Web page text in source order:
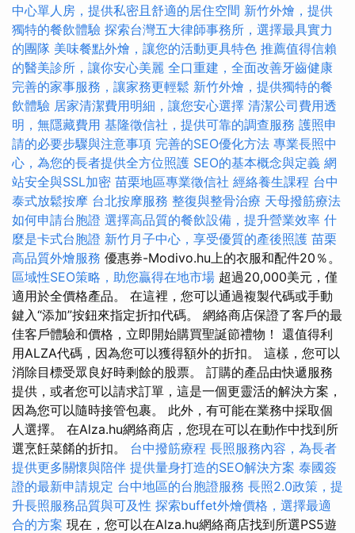
中心單人房，提供私密且舒適的居住空間 新竹外燴，提供
獨特的餐飲體驗 探索台灣五大律師事務所，選擇最具實力
的團隊 美味餐點外燴，讓您的活動更具特色 推薦值得信賴
的醫美診所，讓你安心美麗 全口重建，全面改善牙齒健康
完善的家事服務，讓家務更輕鬆 新竹外燴，提供獨特的餐
飲體驗 居家清潔費用明細，讓您安心選擇 清潔公司費用透
明，無隱藏費用 基隆徵信社，提供可靠的調查服務 護照申
請的必要步驟與注意事項 完善的SEO優化方法 專業長照中
心，為您的長者提供全方位照護 SEO的基本概念與定義 網
站安全與SSL加密 苗栗地區專業徵信社 經絡養生課程 台中
泰式放鬆按摩 台北按摩服務 整復與整骨治療 天母撥筋療法
如何申請台胞證 選擇高品質的餐飲設備，提升營業效率 什
麼是卡式台胞證 新竹月子中心，享受優質的產後照護 苗栗
高品質外燴服務 優惠券-Modivo.hu上的衣服和配件20％。
區域性SEO策略，助您贏得在地市場 超過20,000美元，僅
適用於全價格產品。 在這裡，您可以通過複製代碼或手動
鍵入“添加”按鈕來指定折扣代碼。 網絡商店保證了客戶的最
佳客戶體驗和價格，立即開始購買聖誕節禮物！ 還值得利
用ALZA代碼，因為您可以獲得額外的折扣。 這樣，您可以
消除目標受眾良好時剩餘的股票。 訂購的產品由快遞服務
提供，或者您可以請求訂單，這是一個更靈活的解決方案，
因為您可以隨時接管包裹。 此外，有可能在業務中採取個
人選擇。 在Alza.hu網絡商店，您現在可以在動作中找到所
選烹飪菜餚的折扣。 台中撥筋療程 長照服務內容，為長者
提供更多關懷與陪伴 提供量身打造的SEO解決方案 泰國簽
證的最新申請規定 台中地區的台胞證服務 長照2.0政策，提
升長照服務品質與可及性 探索buffet外燴價格，選擇最適
合的方案 現在，您可以在Alza.hu網絡商店找到所選PS5遊